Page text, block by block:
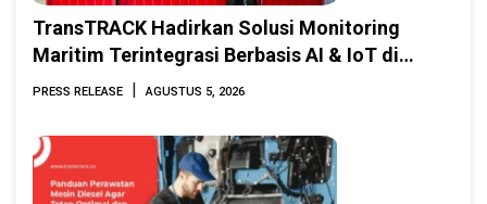
TransTRACK Hadirkan Solusi Monitoring
Maritim Terintegrasi Berbasis AI & IoT di
Indonesia Marine & Offshore Expo (IMOX)
PRESS RELEASE | AGUSTUS 5, 2026